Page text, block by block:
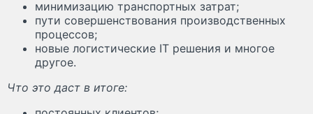
минимизацию транспортных затрат;
пути совершенствования производственных
процессов;
новые логистические IT решения и многое
другое.
Что это даст в итоге: